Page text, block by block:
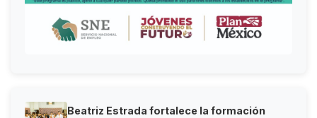
Beatriz Estrada fortalece la formación